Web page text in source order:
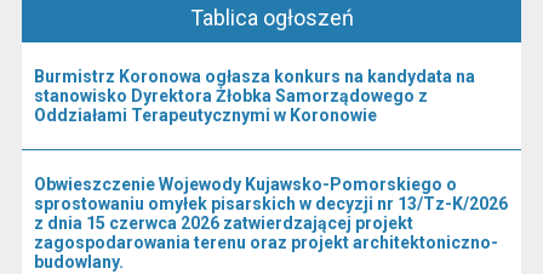
Tablica ogłoszeń
Burmistrz Koronowa ogłasza konkurs na kandydata na
stanowisko Dyrektora Żłobka Samorządowego z
Oddziałami Terapeutycznymi w Koronowie
Obwieszczenie Wojewody Kujawsko-Pomorskiego o
sprostowaniu omyłek pisarskich w decyzji nr 13/Tz-K/2026
z dnia 15 czerwca 2026 zatwierdzającej projekt
zagospodarowania terenu oraz projekt architektoniczno-
budowlany.